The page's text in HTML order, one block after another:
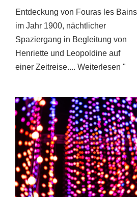
Entdeckung von Fouras les Bains
im Jahr 1900, nächtlicher
Spaziergang in Begleitung von
Henriette und Leopoldine auf
einer Zeitreise.... Weiterlesen "